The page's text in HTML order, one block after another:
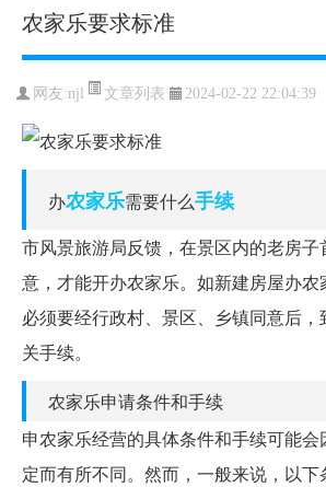
农家乐要求标准
网友:njl 文章列表 2024-02-22 22:04:39
办农家乐需要什么手续
市风景旅游局反馈，在景区内的老房
意，才能开办农家乐。如新建房屋办农
必须要经行政村、景区、乡镇同意后
关手续。
农家乐申请条件和手续
申农家乐经营的具体条件和手续可能
定而有所不同。然而，一般来说，以